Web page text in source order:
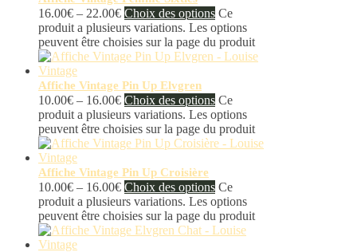
16.00€ – 22.00€ Choix des options Ce
produit a plusieurs variations. Les options
peuvent être choisies sur la page du produit
Affiche Vintage Pin Up Elvgren
10.00€ – 16.00€ Choix des options Ce
produit a plusieurs variations. Les options
peuvent être choisies sur la page du produit
Affiche Vintage Pin Up Croisière
10.00€ – 16.00€ Choix des options Ce
produit a plusieurs variations. Les options
peuvent être choisies sur la page du produit